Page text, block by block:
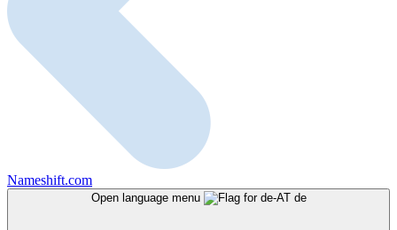
Nameshift.com
Open language menu de